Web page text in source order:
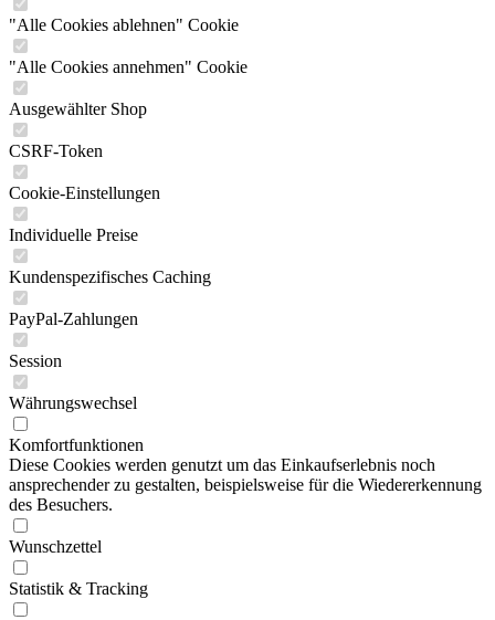
"Alle Cookies ablehnen" Cookie
"Alle Cookies annehmen" Cookie
Ausgewählter Shop
CSRF-Token
Cookie-Einstellungen
Individuelle Preise
Kundenspezifisches Caching
PayPal-Zahlungen
Session
Währungswechsel
Komfortfunktionen
Diese Cookies werden genutzt um das Einkaufserlebnis noch
ansprechender zu gestalten, beispielsweise für die Wiedererkennung
des Besuchers.
Wunschzettel
Statistik & Tracking